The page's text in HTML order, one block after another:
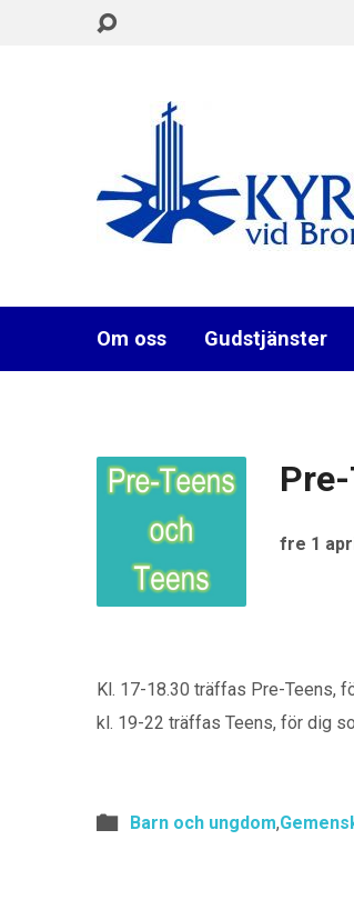
Om oss Gudstjänster
fre 1
Kl. 17-18.30 träffas Pre-Teens,
kl. 19-22 träffas Teens, för dig
Barn och ungdom,